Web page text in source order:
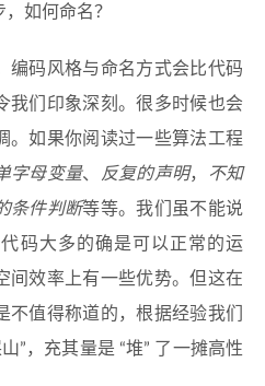
如何命名？
编码风格与命名方式会比代码
我们印象深刻。很多时候也会
。如果你阅读过一些算法工程
字母变量、 反复的声明，
不知
条件判断等等。我们虽不能说
码大多的确是可以正常的运
间效率上有一些优势。但这在
不值得称道的，根据经验我们
”，充其量是 “堆” 了一摊高性